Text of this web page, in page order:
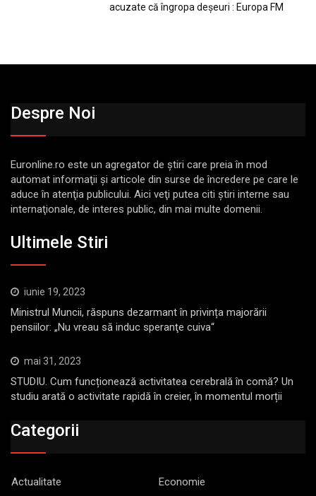
acuzate că îngropa deșeuri : Europa FM
Despre Noi
Euronline.ro este un agregator de ştiri care preia în mod
automat informaţii şi articole din surse de încredere pe care le
aduce în atenţia publicului. Aici veţi putea citi ştiri interne sau
internaţionale, de interes public, din mai multe domenii.
Ultimele Stiri
iunie 19, 2023
Ministrul Muncii, răspuns dezarmant în privința majorării
pensiilor: „Nu vreau să induc speranţe cuiva“
mai 31, 2023
STUDIU. Cum funcționează activitatea cerebrală în comă? Un
studiu arată o activitate rapidă în creier, în momentul morții
Categorii
Actualitate Economie